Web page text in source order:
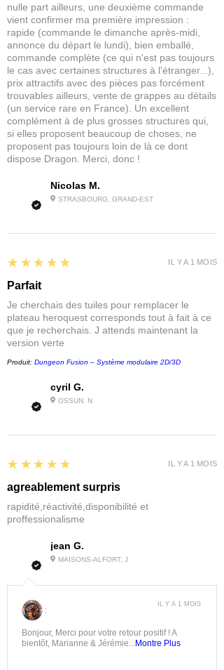
Nicolas M.
STRASBOURG, GRAND-EST
nulle part ailleurs, une deuxième commande
vient confirmer ma première impression :
rapide (commande le dimanche après-midi,
annonce du départ le lundi), bien emballé,
commande complète (ce qui n'est pas toujours
le cas avec certaines structures à l'étranger...),
prix attractifs avec des pièces pas forcément
trouvables ailleurs, vente de grappes au détails
(un service rare en France). Un excellent
complément à de plus grosses structures qui,
si elles proposent beaucoup de choses, ne
proposent pas toujours loin de là ce dont
dispose Dragon. Merci, donc !
cyril G.
OSSUN, N
5
★★★★★
Parfait
Je cherchais des tuiles pour remplacer le
plateau heroquest corresponds tout à fait à ce
que je recherchais. J attends maintenant la
version verte
Produit: Dungeon Fusion – Système modulaire 2D/3D
IL Y A 1 MOIS
jean G.
MAISONS-ALFORT, J
5
★★★★★
agreablement surpris
rapidité,réactivité,disponibilité et
proffessionalisme
IL Y A 1 MOIS
:
Bonjour, Merci pour votre retour positif ! A
bientôt, Marianne & Jérémie...Montre Plus
IL Y A 1 MOIS